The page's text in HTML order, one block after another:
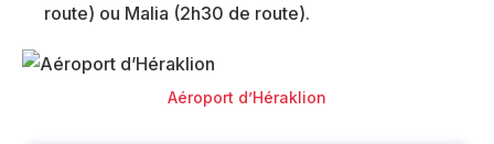
route) ou Malia (2h30 de route).
Aéroport d’Héraklion